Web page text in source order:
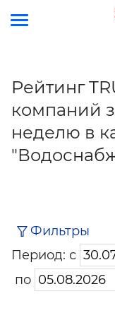
Рейтинг
компаний
неделю в
Фильтры
Период: с
по